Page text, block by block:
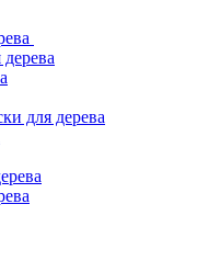
для дерева